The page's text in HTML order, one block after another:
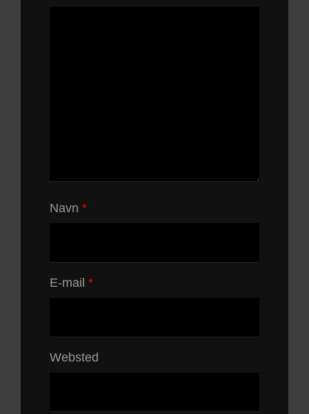
Navn *
E-mail *
Websted